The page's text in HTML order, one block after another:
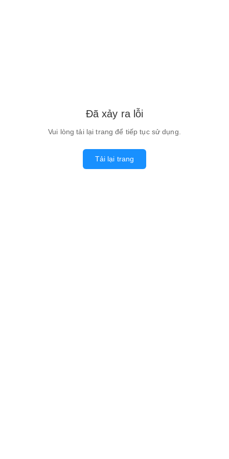
Đã xảy ra lỗi
Vui lòng tải lại trang để tiếp tục sử dụng.
Tải lại trang